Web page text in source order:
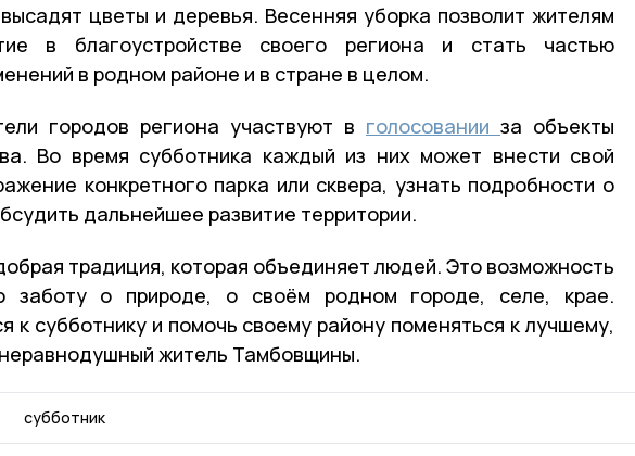
цветы и деревья. Весенняя уборка позволит жителям
в благоустройстве своего региона и стать частью
в родном районе и в стране в целом.
городов региона участвуют в голосовании за объекты
Во время субботника каждый из них может внести свой
конкретного парка или сквера, узнать подробности о
дальнейшее развитие территории.
традиция, которая объединяет людей. Это возможность
заботу о природе, о своём родном городе, селе, крае.
к субботнику и помочь своему району поменяться к лучшему,
житель Тамбовщины.
субботник